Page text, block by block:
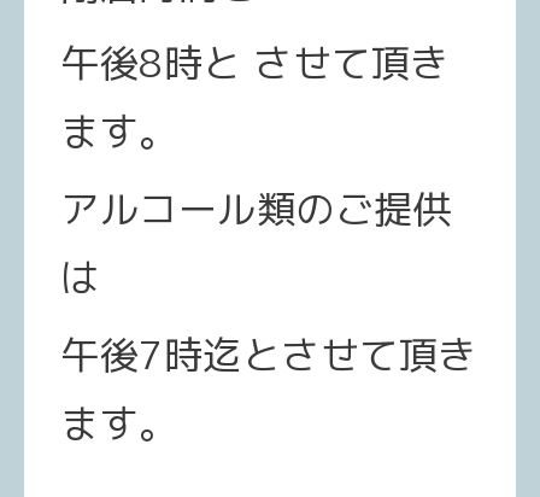
午後8時と させて頂き
ます。
アルコール類のご提供
は
午後7時迄とさせて頂き
ます。